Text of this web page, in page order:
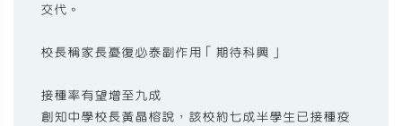
交代。
校長稱家長憂復必泰副作用「期待科興」
接種率有望增至九成
創知中學校長黃晶榕說，該校約七成半學生已接種疫